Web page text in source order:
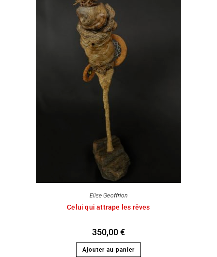
Elise Geoffrion
Celui qui attrape les rêves
350,00€
Ajouter au panier